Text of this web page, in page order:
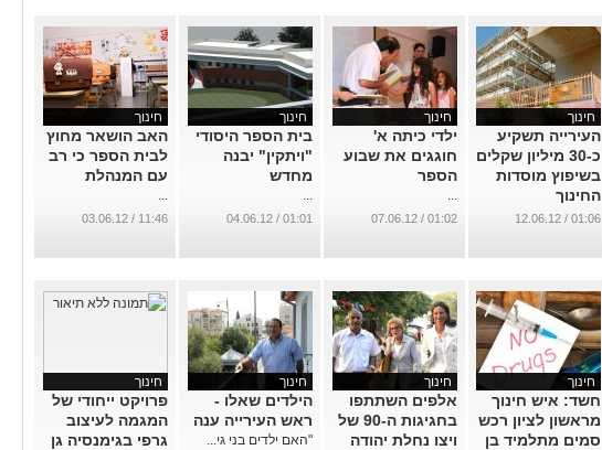
חינוך
העירייה תשקיע
כ-30 מיליון שקלים
בשיפוץ מוסדות
החינוך
...
01:06 / 12.06.12
חינוך
ילדי כיתה א'
חוגגים את שבוע
הספר
...
01:02 / 07.06.12
חינוך
בית הספר היסודי
"ויתקין" יבנה
מחדש
...
01:01 / 04.06.12
חינוך
האב הושאר מחוץ
לבית הספר כי רב
עם המנהלת
...
11:46 / 03.06.12
חינוך
חשד: איש חינוך
מראשון לציון רכש
סמים מתלמיד בן
חינוך
אלפים השתתפו
בחגיגות ה-90 של
ויצו נחלת יהודה
חינוך
הילדים שאלו -
ראש העירייה ענה
"האם ילדים בני גי...
חינוך
פרויקט ייחודי של
המגמה לעיצוב
גרפי בגימנסיה גן